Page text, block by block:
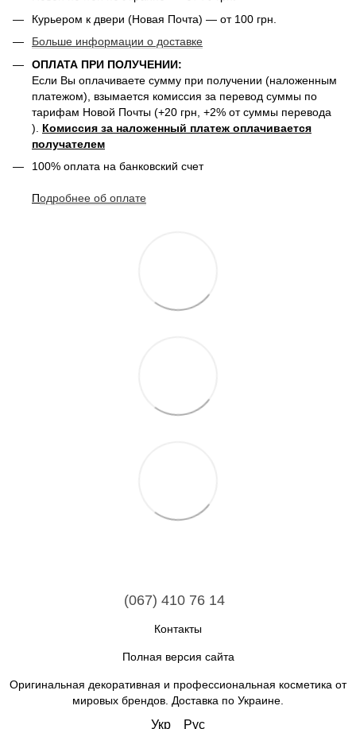
Курьером к двери (Новая Почта) — от 100 грн.
Больше информации о доставке
ОПЛАТА ПРИ ПОЛУЧЕНИИ:
Если Вы оплачиваете сумму при получении (наложенным
платежом), взымается комиссия за перевод суммы по
тарифам Новой Почты (+20 грн, +2% от суммы перевода
). Комиссия за наложенный платеж оплачивается
получателем
100% оплата на банковский счет
Подробнее об оплате
(067) 410 76 14
Контакты
Полная версия сайта
Оригинальная декоративная и профессиональная косметика от
мировых брендов. Доставка по Украине.
Укр Рус